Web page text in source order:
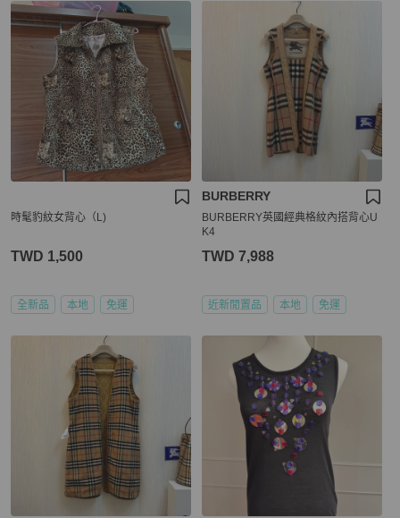
時髦豹紋女背心（L)
TWD 1,500
全新品 本地 免運
BURBERRY
BURBERRY英國經典格紋內搭背心U
K4
TWD 7,988
近新閒置品 本地 免運